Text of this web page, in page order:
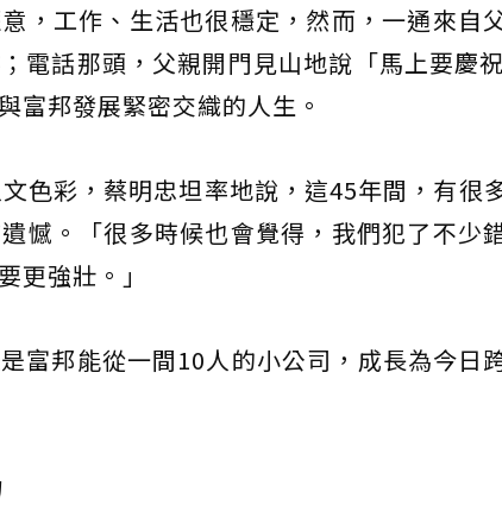
，工作、生活也很穩定，然而，一通來自
電話那頭，父親開門見山地說「馬上要慶
富邦發展緊密交織的人生。
色彩，蔡明忠坦率地說，這45年間，有很
憾。「很多時候也會覺得，我們犯了不少
更強壯。」
富邦能從一間10人的小公司，成長為今日